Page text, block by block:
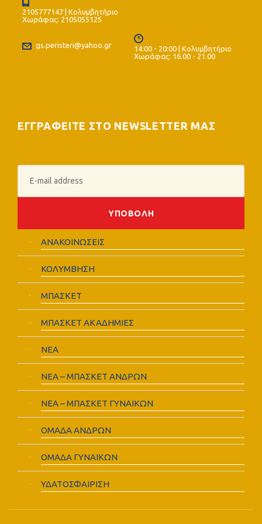
2105777147 | Κολυμβητήριο
Χωράφας: 2105055125
gs.peristeri@yahoo.gr
14:00 - 20:00 | Κολυμβητήριο
Χωράφας: 16.00 - 21.00
ΕΓΓΡΑΦΕΙΤΕ ΣΤΟ NEWSLETTER ΜΑΣ
ΑΝΑΚΟΙΝΩΣΕΙΣ
ΚΟΛΥΜΒΗΣΗ
ΜΠΑΣΚΕΤ
ΜΠΑΣΚΕΤ ΑΚΑΔΗΜΙΕΣ
ΝΕΑ
ΝΕΑ – ΜΠΑΣΚΕΤ ΑΝΔΡΩΝ
ΝΕΑ – ΜΠΑΣΚΕΤ ΓΥΝΑΙΚΩΝ
ΟΜΑΔΑ ΑΝΔΡΩΝ
ΟΜΑΔΑ ΓΥΝΑΙΚΩΝ
ΥΔΑΤΟΣΦΑΙΡΙΣΗ